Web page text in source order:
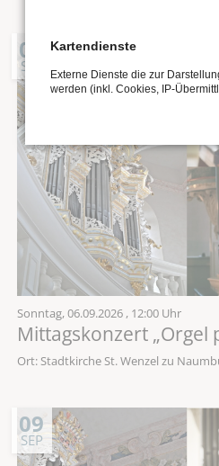
06
SEP
Sonntag,06.09.2026 , 12:00 Uhr
Mittagskonzert „Orgel
Ort: Stadtkirche St. Wenzel zu
09
SEP
Kartendienste
Externe Dienste die zur
werden (inkl. Cookies, IP-